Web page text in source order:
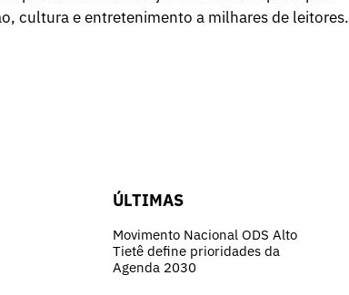
cultura e entretenimento a milhares de leitores.
ÚLTIMAS
Movimento Nacional ODS Alto
Tietê define prioridades da
Agenda 2030